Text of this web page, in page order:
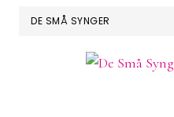
DE SMÅ SYNGER